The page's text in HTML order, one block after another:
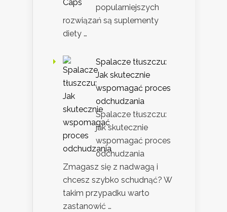
popularniejszych
rozwiązań są suplementy
diety …
Spalacze tłuszczu:
Jak skutecznie
wspomagać proces
odchudzania
Spalacze tłuszczu:
jak skutecznie
wspomagać proces
odchudzania
Zmagasz się z nadwagą i
chcesz szybko schudnąć? W
takim przypadku warto
zastanowić …